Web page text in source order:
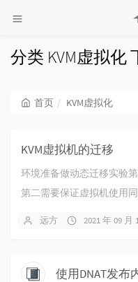
分类 KVM虚拟化
首页 KVM虚拟化
KVM虚拟机的迁移
环境准备做动态迁移实验
第二需要保证虚拟机使用
远方 2021 年 09 月
使用DNAT发布